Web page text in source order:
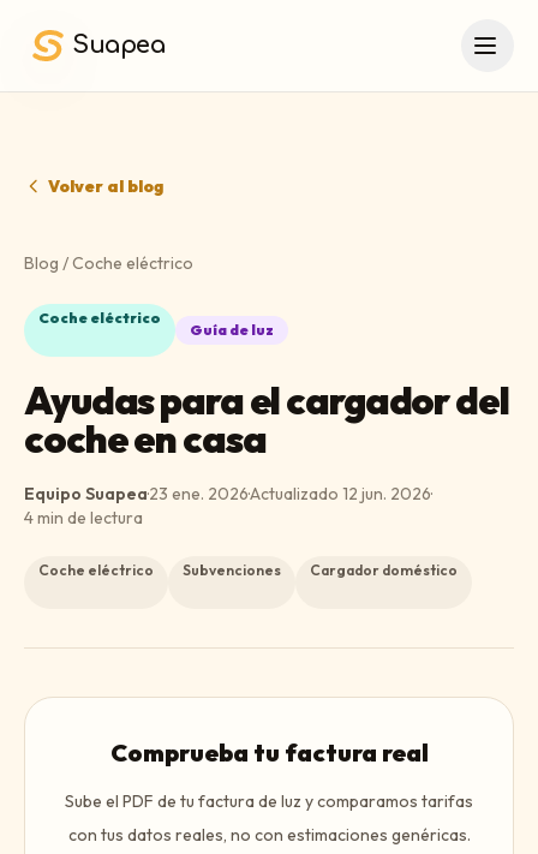
Suapea
Volver al blog
Blog /Coche eléctrico
Coche eléctrico
Guía de luz
Ayudas para el cargador del
coche en casa
Equipo Suapea·23 ene. 2026·Actualizado 12 jun. 2026·
4min de lectura
Coche eléctrico Subvenciones Cargador doméstico
Comprueba tu factura real
Sube el PDF de tu factura de luz y comparamos tarifas
con tus datos reales, no con estimaciones genéricas.